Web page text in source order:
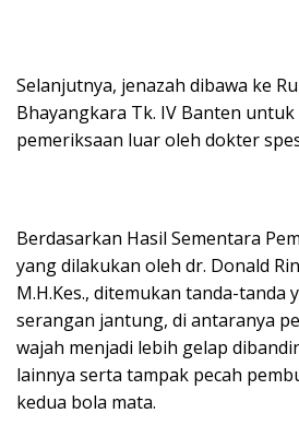
Selanjutnya, jenazah dibawa ke
Bhayangkara Tk. IV Banten
pemeriksaan luar oleh dokter
Berdasarkan Hasil Sementara
yang dilakukan oleh dr. Donald
M.H.Kes., ditemukan tanda-tanda
serangan jantung, di antaranya
wajah menjadi lebih gelap
lainnya serta tampak pecah
kedua bola mata.